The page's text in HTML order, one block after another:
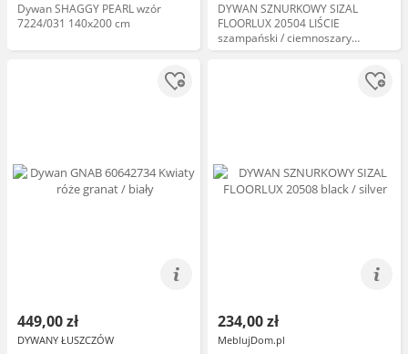
Dywan SHAGGY PEARL wzór
7224/031 140x200 cm
DYWAN SZNURKOWY SIZAL
FLOORLUX 20504 LIŚCIE
szampański / ciemnoszary
DŻUNGLA Beżowy, 140x200
449,00 zł
DYWANY ŁUSZCZÓW
234,00 zł
MeblujDom.pl